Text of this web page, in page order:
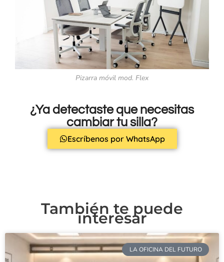
Pizarra móvil mod. Flex
¿Ya detectaste que necesitas
cambiar tu silla?
Escríbenos por WhatsApp
También te puede
interesar
LA OFICINA DEL FUTURO